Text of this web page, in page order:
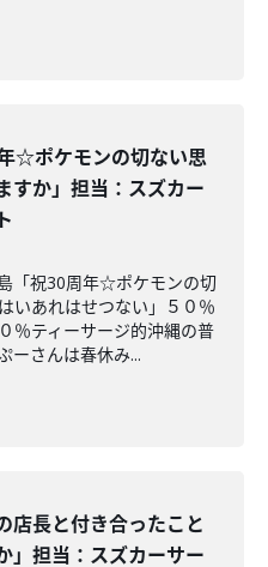
年☆ポケモンの切ない思
すか」担当：スズカー
「祝30周年☆ポケモンの切
いあれはせつない」５０％
％ティーサージ的沖縄の普
ーさんは春休み...
店長と付き合ったこと
」担当：スズカーサー